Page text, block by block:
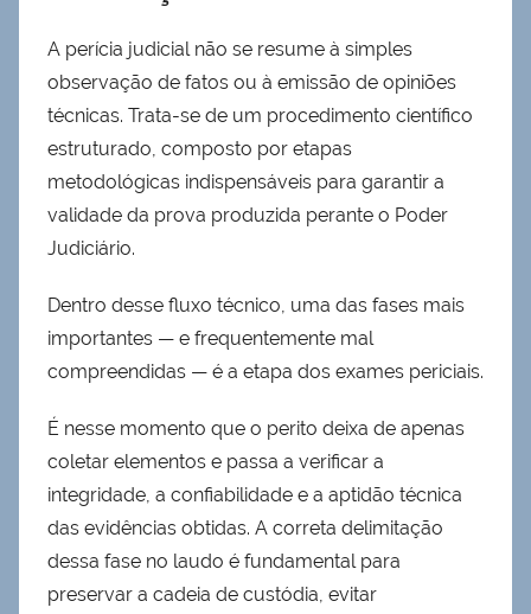
A perícia judicial não se resume à simples
observação de fatos ou à emissão de opiniões
técnicas. Trata-se de um procedimento científico
estruturado, composto por etapas
metodológicas indispensáveis para garantir a
validade da prova produzida perante o Poder
Judiciário.
Dentro desse fluxo técnico, uma das fases mais
importantes — e frequentemente mal
compreendidas — é a etapa dos exames periciais.
É nesse momento que o perito deixa de apenas
coletar elementos e passa a verificar a
integridade, a confiabilidade e a aptidão técnica
das evidências obtidas. A correta delimitação
dessa fase no laudo é fundamental para
preservar a cadeia de custódia, evitar